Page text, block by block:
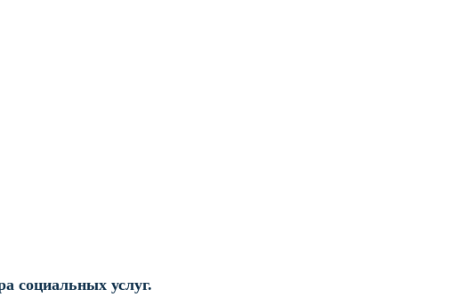
социальных услуг.